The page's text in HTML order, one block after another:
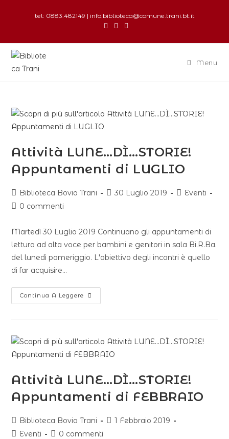
tel: 0883.482149 | info.biblioteca@comune.trani.bt.it
Menu
Attività LUNE…DÌ…STORIE!
Appuntamenti di LUGLIO
Biblioteca Bovio Trani 30 Luglio 2019
Eventi
0 commenti
Martedì 30 Luglio 2019 Continuano gli appuntamenti di
lettura ad alta voce per bambini e genitori in sala Bi.R.Ba.
del lunedì pomeriggio. L'obiettivo degli incontri è quello
di far acquisire…
Continua A Leggere
Attività LUNE…DÌ…STORIE!
Appuntamenti di FEBBRAIO
Biblioteca Bovio Trani
1 Febbraio 2019
Eventi
0 commenti